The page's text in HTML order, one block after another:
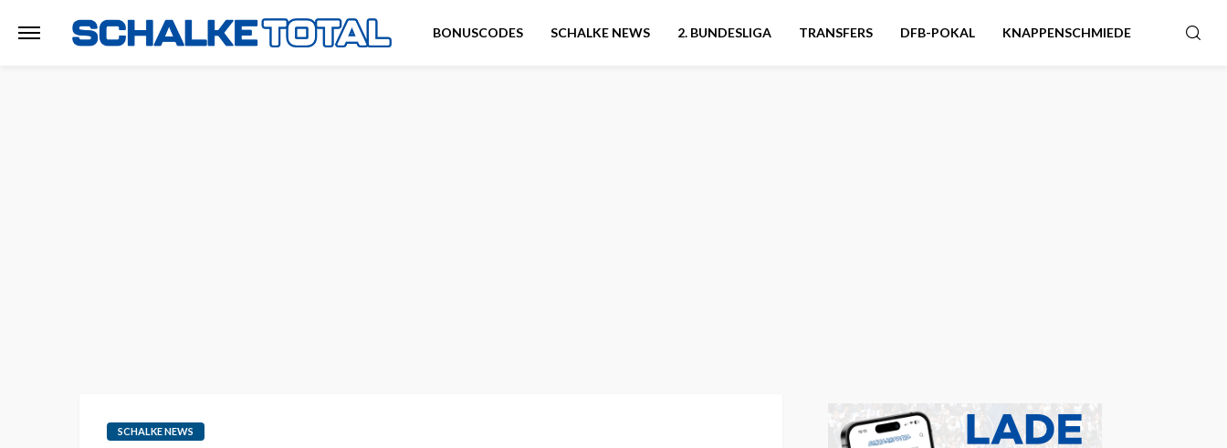
BONUSCODES SCHALKE NEWS 2. BUNDESLIGA TRANSFERS DFB-POKAL KNAPPENSCHMIEDE
SCHALKE NEWS